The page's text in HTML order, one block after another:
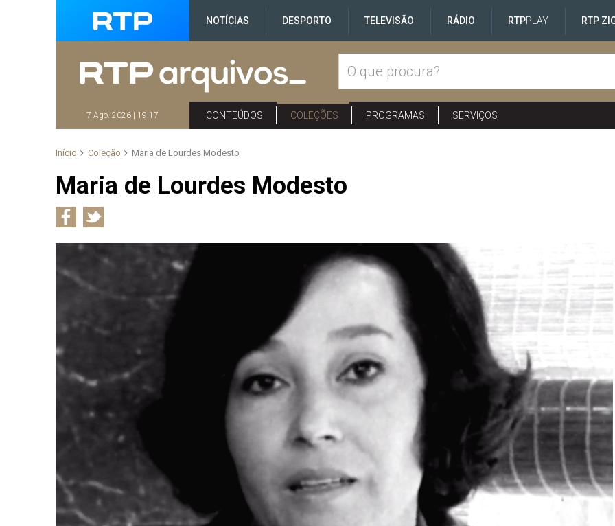
NOTÍCIAS DESPORTO TELEVISÃO RÁDIO RTPPLAY RTP
7 Ago. 2026 | 19:17 CONTEÚDOS COLEÇÕES PROGRAMAS SERVIÇOS
Início Coleção Maria de Lourdes Modesto
Maria de Lourdes Modesto